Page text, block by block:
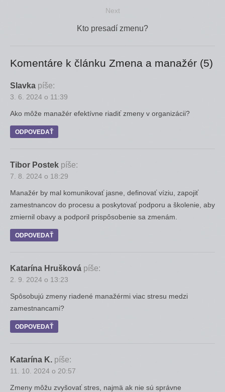
Next
Next
Kto presadí zmenu?
Komentáre k článku Zmena a manažér (5)
Slavka píše:
3. 6. 2024 o 11:39
Ako môže manažér efektívne riadiť zmeny v organizácii?
ODPOVEDAŤ
Tibor Postek píše:
7. 8. 2024 o 18:29
Manažér by mal komunikovať jasne, definovať víziu, zapojiť
zamestnancov do procesu a poskytovať podporu a školenie, aby
zmiernil obavy a podporil prispôsobenie sa zmenám.
ODPOVEDAŤ
Katarína Hrušková píše:
2. 9. 2024 o 13:23
Spôsobujú zmeny riadené manažérmi viac stresu medzi
zamestnancami?
ODPOVEDAŤ
Katarína K. píše:
11. 10. 2024 o 20:57
Zmeny môžu zvyšovať stres, najmä ak nie sú správne